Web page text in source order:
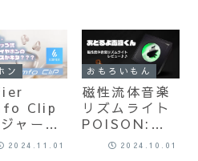
ン
Clip
ャーオ
ィオメー
2024.11.01
おもろいもん
磁性流体音楽
リズムライト
POISON:お
どるよ毒液く
2024.10.01